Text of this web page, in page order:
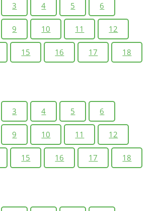
3 4 5 6
9 10 11 12
15 16 17 18
3 4 5 6
9 10 11 12
15 16 17 18